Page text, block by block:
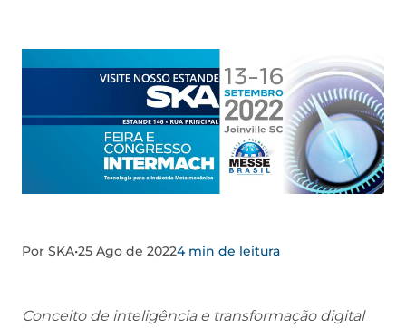
Por SKA•25 Ago de 20224 min de leitura
Conceito de inteligência e transformação digital